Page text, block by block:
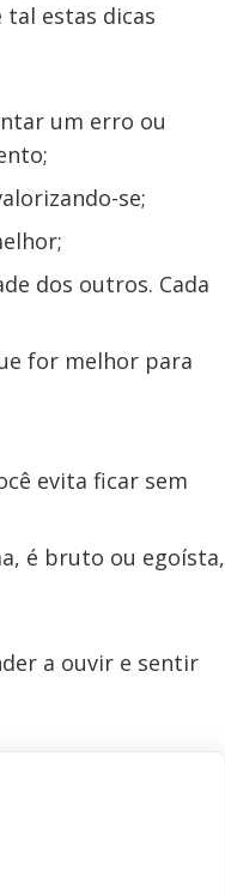
tal estas dicas
um erro ou
se;
dos outros. Cada
for melhor para
evita ficar sem
é bruto ou egoísta,
a ouvir e sentir